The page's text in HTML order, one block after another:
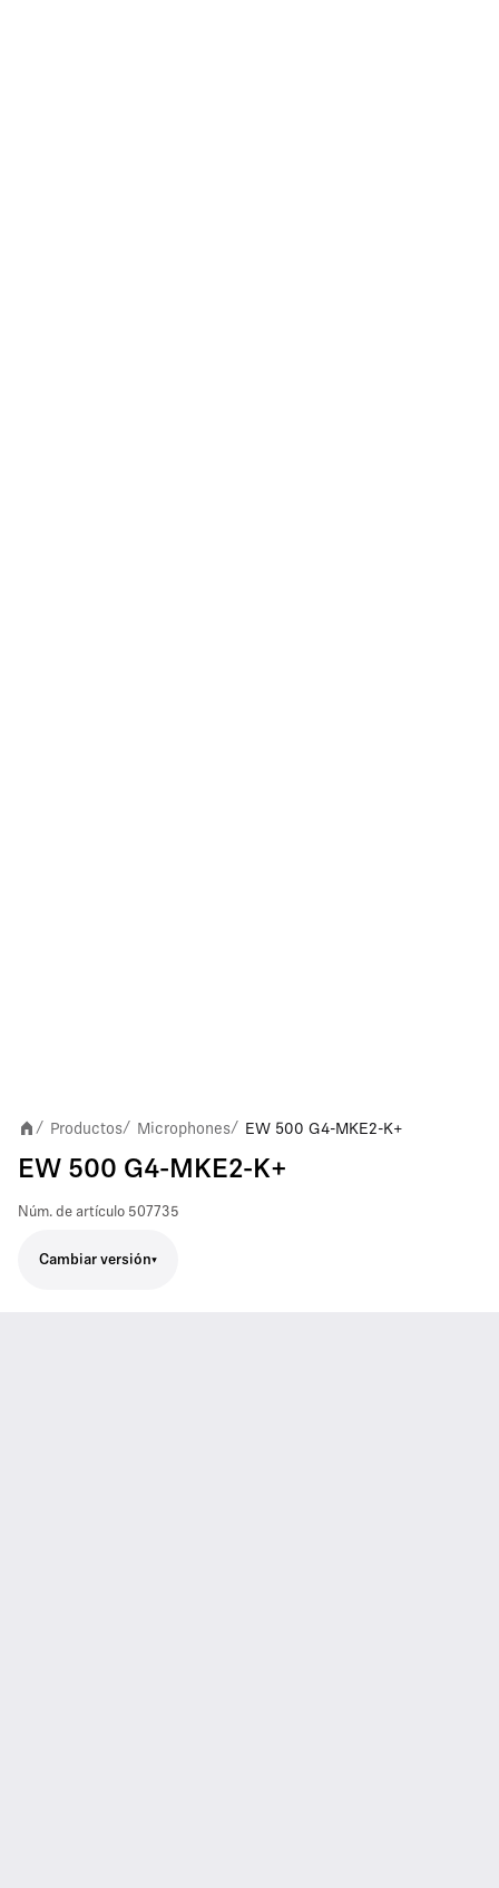
/ Productos/ Microphones/ EW 500 G4-MKE2-K+
EW 500 G4-MKE2-K+
Núm. de artículo 507735
Cambiar versión